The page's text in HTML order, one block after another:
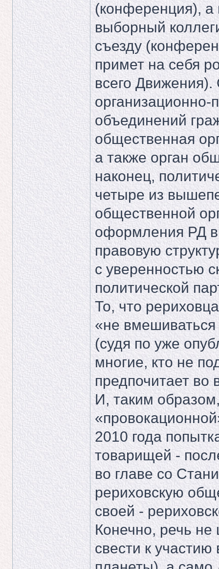
(конференция),
выборный
съезду
примет на себя
всего
объединений
общественная
а также орган
наконец,
четыре из
общественной
оформления РД в
правовую
с уверенностью
политической
То, что
«не вмешиваться
(судя по уже
многие, кто не
предпочитает во
И, таким
2010 года
товарищей -
во главе со
рериховскую
своей -
Конечно, речь
свести к